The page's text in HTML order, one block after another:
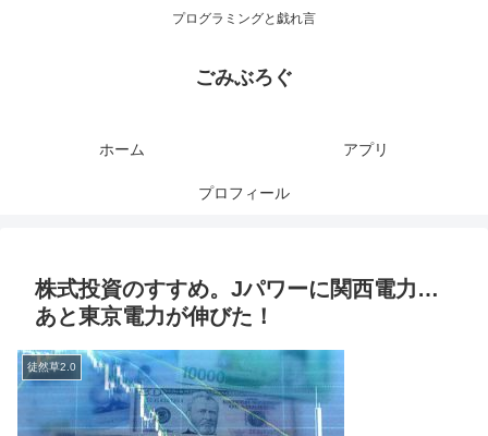
プログラミングと戯れ言
ごみぶろぐ
ホーム アプリ
プロフィール
株式投資のすすめ。Jパワーに関西電力…
あと東京電力が伸びた！
徒然草2.0